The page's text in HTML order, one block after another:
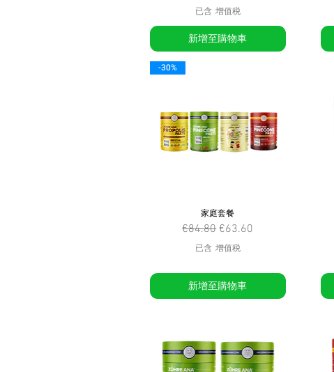
已含 增值税
新增至購物車
-30%
家庭套餐
一般價格
€84.80 促銷價格
€63.60
已含 增值税
新增至購物車